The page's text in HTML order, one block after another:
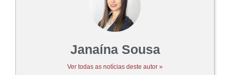
Janaína Sousa
Ver todas as notícias deste autor »